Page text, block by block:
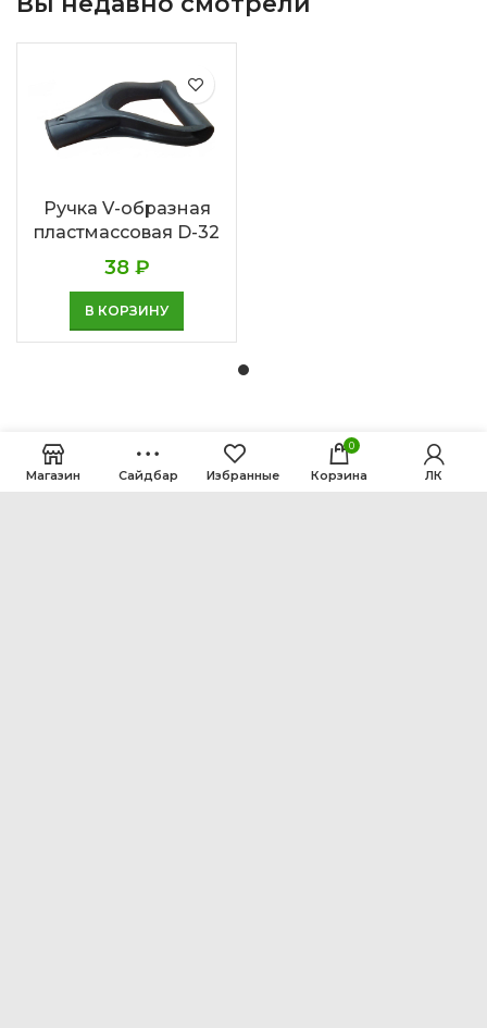
Ручка V-образная
пластмассовая D-32
38 ₽
В КОРЗИНУ
Магазин Сайдбар Избранные
0
Корзина ЛК